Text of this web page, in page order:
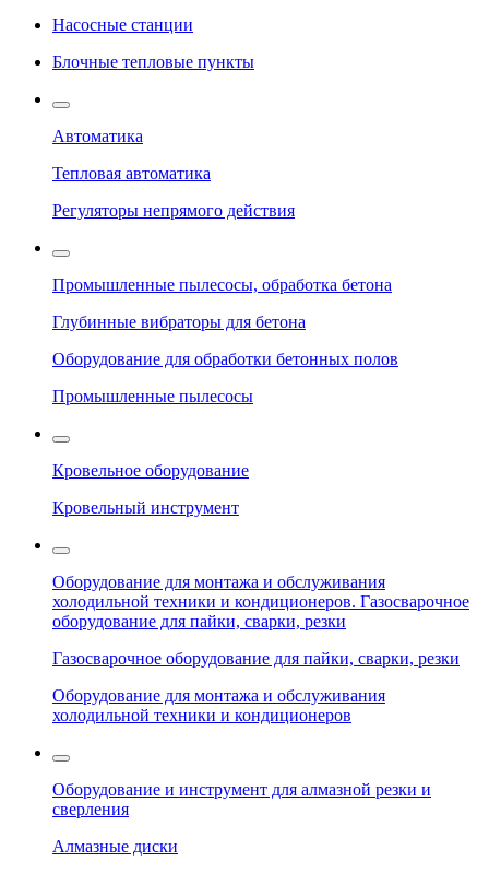
Насосные станции
Блочные тепловые пункты
Автоматика
Тепловая автоматика
Регуляторы непрямого действия
Промышленные пылесосы, обработка бетона
Глубинные вибраторы для бетона
Оборудование для обработки бетонных полов
Промышленные пылесосы
Кровельное оборудование
Кровельный инструмент
Оборудование для монтажа и обслуживания
холодильной техники и кондиционеров. Газосварочное
оборудование для пайки, сварки, резки
Газосварочное оборудование для пайки, сварки, резки
Оборудование для монтажа и обслуживания
холодильной техники и кондиционеров
Оборудование и инструмент для алмазной резки и
сверления
Алмазные диски